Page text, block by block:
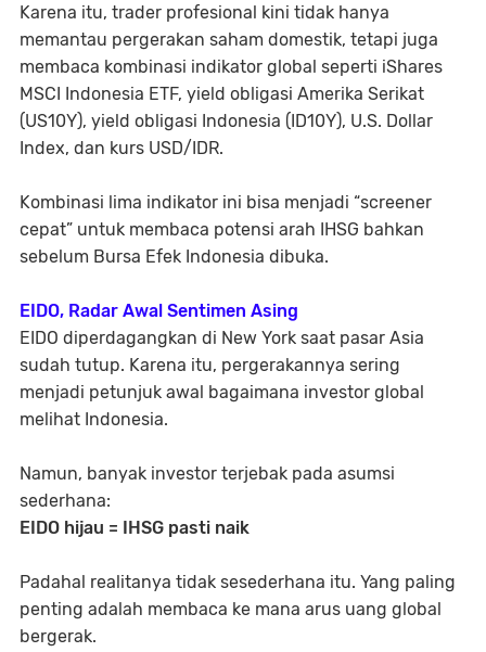
Karena itu, trader profesional kini tidak hanya
memantau pergerakan saham domestik, tetapi juga
membaca kombinasi indikator global seperti iShares
MSCI Indonesia ETF, yield obligasi Amerika Serikat
(US10Y), yield obligasi Indonesia (ID10Y), U.S. Dollar
Index, dan kurs USD/IDR.
Kombinasi lima indikator ini bisa menjadi “screener
cepat” untuk membaca potensi arah IHSG bahkan
sebelum Bursa Efek Indonesia dibuka.
EIDO, Radar Awal Sentimen Asing
EIDO diperdagangkan di New York saat pasar Asia
sudah tutup. Karena itu, pergerakannya sering
menjadi petunjuk awal bagaimana investor global
melihat Indonesia.
Namun, banyak investor terjebak pada asumsi
sederhana:
EIDO hijau = IHSG pasti naik
Padahal realitanya tidak sesederhana itu. Yang paling
penting adalah membaca ke mana arus uang global
bergerak.